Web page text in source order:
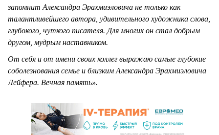
запомнит Александра Эрахмиэловича не только как
талантливейшего автора, удивительного художника слова,
глубокого, чуткого писателя. Для многих он стал добрым
другом, мудрым наставником.
От себя и от имени своих коллег выражаю самые глубокие
соболезнования семье и близким Александра Эрахмиэловича
Лейфера. Вечная память».